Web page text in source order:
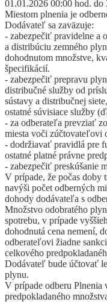
01.01.2026 00:00 hod. do
Miestom plnenia je
Dodávateľ sa zaväzuje:
- zabezpečiť pravidelne a
a distribúciu zemného
dohodnutom množstve,
špecifikácií.
- zabezpečiť prepravu
distribučné služby od
sústavy a distribučnej
ostatné súvisiace služby
- za odberateľa prevziať
miesta voči zúčtovateľovi
- dodržiavať pravidlá pre
ostatné platné právne
- zabezpečiť preskúšanie
V prípade, že počas doby
navýši počet odberných
dohody dodávateľa s
Množstvo odobratého
spotrebu, v prípade
dohodnutá cena nemení,
odberateľovi žiadne
celkového
Dodávateľ bude účtovať
plynu.
V prípade odberu Plnenia
predpokladaného